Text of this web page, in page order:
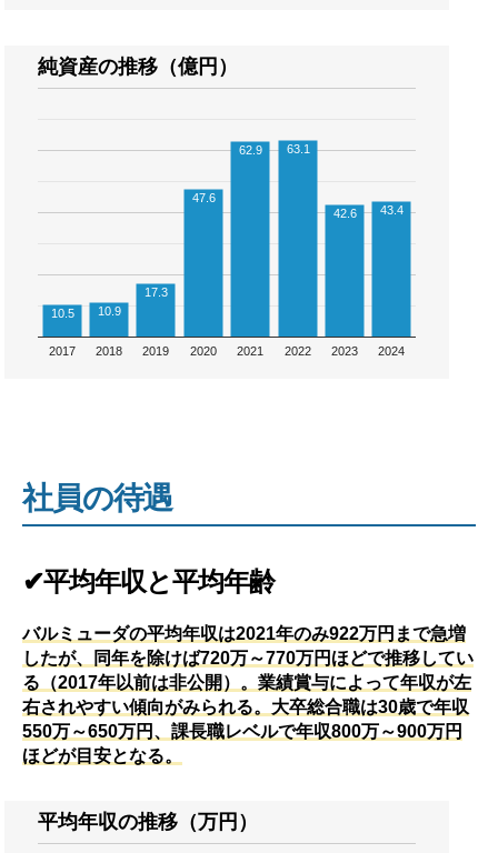
純資産の推移（億円）
2017 2018 2019 2020 2021 2022 2023 2024
10.5 10.9
17.3
47.6
62.9 63.1
42.6 43.4
社員の待遇
✔平均年収と平均年齢
バルミューダの平均年収は2021年のみ922万円まで急増
したが、同年を除けば720万～770万円ほどで推移してい
る（2017年以前は非公開）。業績賞与によって年収が左
右されやすい傾向がみられる。大卒総合職は30歳で年収
550万～650万円、課長職レベルで年収800万～900万円
ほどが目安となる。
平均年収の推移（万円）